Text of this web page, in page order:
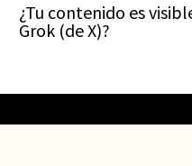
¿Tu contenido es
Grok (de X)?